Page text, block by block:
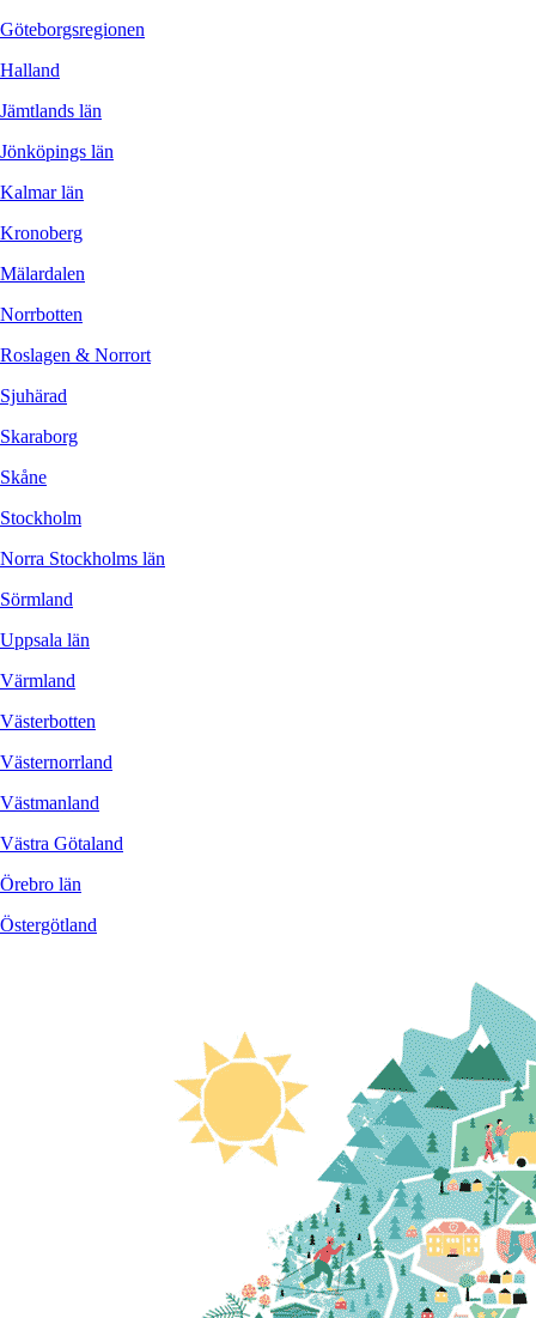
Göteborgsregionen
Halland
Jämtlands län
Jönköpings län
Kalmar län
Kronoberg
Mälardalen
Norrbotten
Roslagen & Norrort
Sjuhärad
Skaraborg
Skåne
Stockholm
Norra Stockholms län
Sörmland
Uppsala län
Värmland
Västerbotten
Västernorrland
Västmanland
Västra Götaland
Örebro län
Östergötland